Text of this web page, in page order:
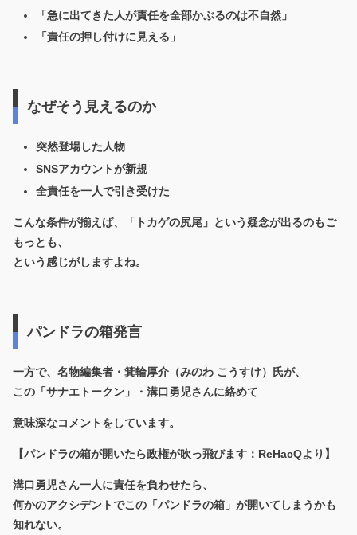
「急に出てきた人が責任を全部かぶるのは不自然」
「責任の押し付けに見える」
なぜそう見えるのか
突然登場した人物
SNSアカウントが新規
全責任を一人で引き受けた
こんな条件が揃えば、「トカゲの尻尾」という疑念が出るのもご
もっとも、
という感じがしますよね。
パンドラの箱発言
一方で、名物編集者・箕輪厚介（みのわ こうすけ）氏が、
この「サナエトークン」・溝口勇児さんに絡めて
意味深なコメントをしています。
【パンドラの箱が開いたら政権が吹っ飛びます：ReHacQより】
溝口勇児さん一人に責任を負わせたら、
何かのアクシデントでこの「パンドラの箱」が開いてしまうかも
知れない。